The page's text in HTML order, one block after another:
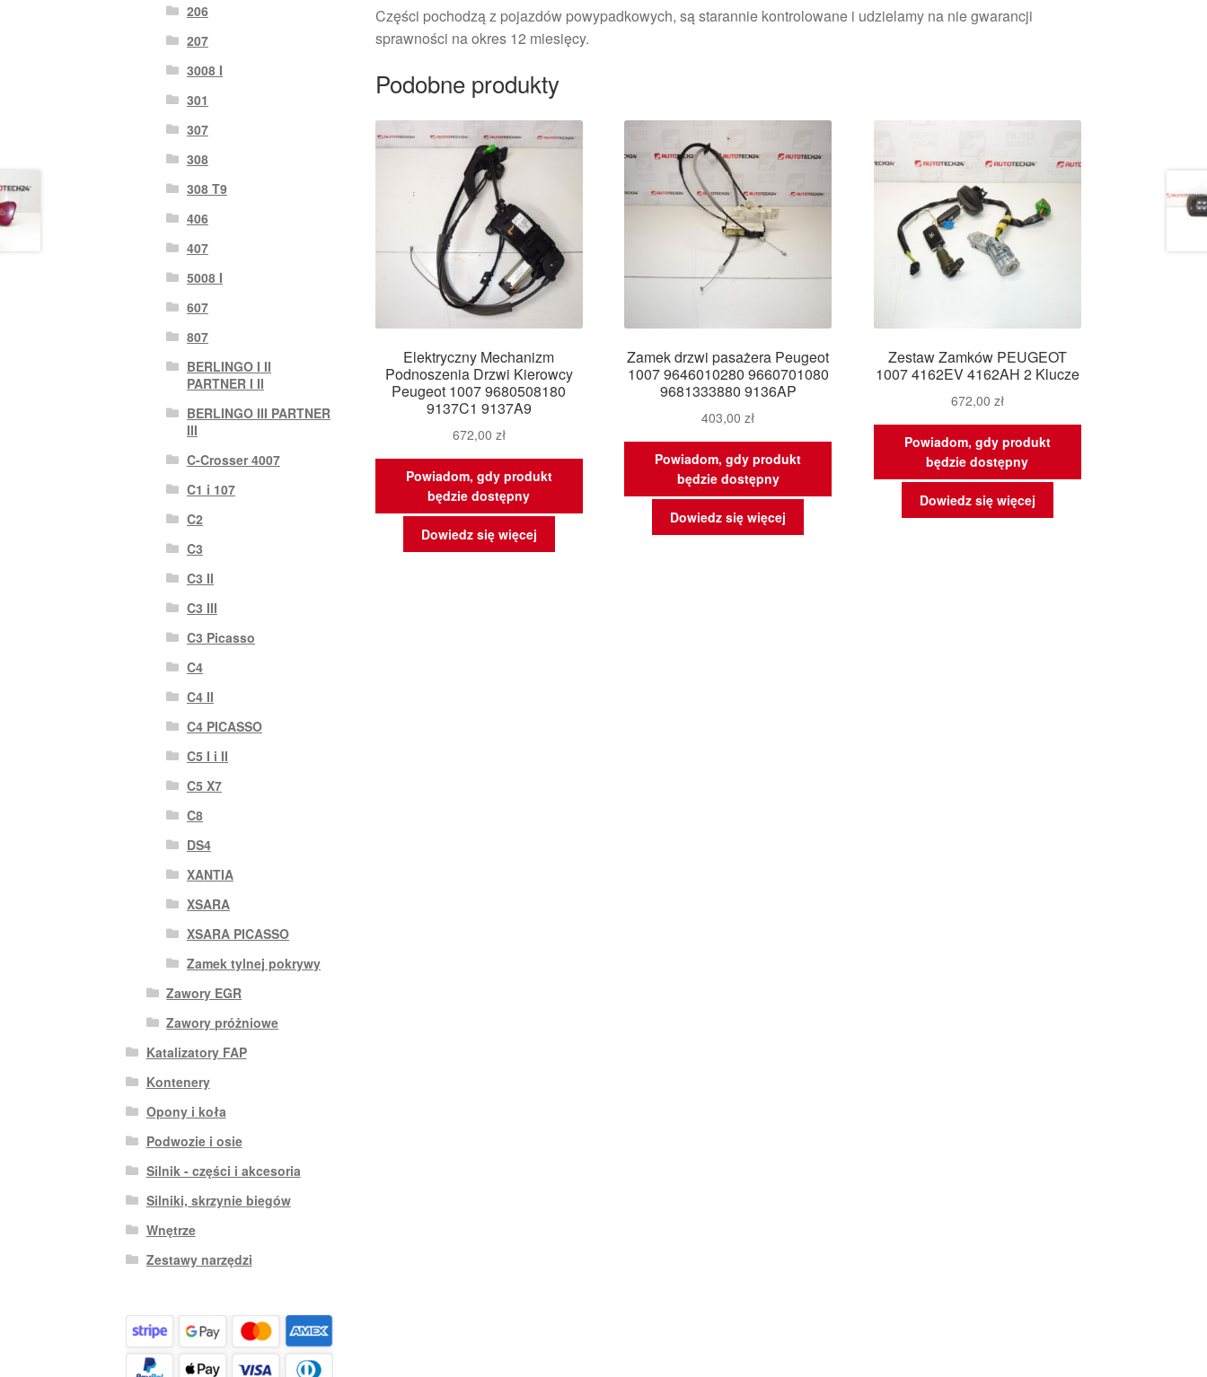
Części pochodzą z pojazdów powypadkowych, są starannie kontrolowane i udzielamy na nie gwarancji
sprawności na okres 12 miesięcy.
Podobne produkty
Elektryczny Mechanizm
Podnoszenia Drzwi Kierowcy
Peugeot 1007 9680508180
9137C1 9137A9
672,00 zł
Powiadom, gdy produkt
będzie dostępny
Dowiedz się więcej
Zamek drzwi pasażera Peugeot
1007 9646010280 9660701080
9681333880 9136AP
403,00zł
Powiadom, gdy produkt
będzie dostępny
Dowiedz się więcej
Zestaw Zamków PEUGEOT
1007 4162EV 4162AH 2 Klucze
672,00 zł
Powiadom, gdy produkt
będzie dostępny
Dowiedz się więcej
206
207
3008 I
301
307
308
308 T9
406
407
5008 I
607
807
BERLINGO I II
PARTNER I II
BERLINGO III PARTNER
III
C-Crosser 4007
C1 i 107
C2
C3
C3 II
C3 III
C3 Picasso
C4
C4 II
C4 PICASSO
C5 I i II
C5 X7
C8
DS4
XANTIA
XSARA
XSARA PICASSO
Zamek tylnej pokrywy
Zawory EGR
Zawory próżniowe
Katalizatory FAP
Kontenery
Opony i koła
Podwozie i osie
Silnik - części i akcesoria
Silniki, skrzynie biegów
Wnętrze
Zestawy narzędzi